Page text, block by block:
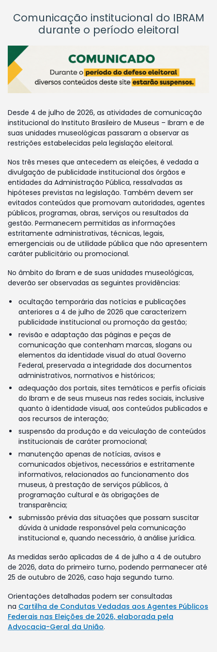
Comunicação institucional do IBRAM
durante o período eleitoral
Desde 4 de julho de 2026, as atividades de comunicação
institucional do Instituto Brasileiro de Museus – Ibram e de
suas unidades museológicas passaram a observar as
restrições estabelecidas pela legislação eleitoral.
Nos três meses que antecedem as eleições, é vedada a
divulgação de publicidade institucional dos órgãos e
entidades da Administração Pública, ressalvadas as
hipóteses previstas na legislação. Também devem ser
evitados conteúdos que promovam autoridades, agentes
públicos, programas, obras, serviços ou resultados da
gestão. Permanecem permitidas as informações
estritamente administrativas, técnicas, legais,
emergenciais ou de utilidade pública que não apresentem
caráter publicitário ou promocional.
No âmbito do Ibram e de suas unidades museológicas,
deverão ser observadas as seguintes providências:
ocultação temporária das notícias e publicações
anteriores a 4 de julho de 2026 que caracterizem
publicidade institucional ou promoção da gestão;
revisão e adaptação das páginas e peças de
comunicação que contenham marcas, slogans ou
elementos da identidade visual do atual Governo
Federal, preservada a integridade dos documentos
administrativos, normativos e históricos;
adequação dos portais, sites temáticos e perfis oficiais
do Ibram e de seus museus nas redes sociais, inclusive
quanto à identidade visual, aos conteúdos publicados e
aos recursos de interação;
suspensão da produção e da veiculação de conteúdos
institucionais de caráter promocional;
manutenção apenas de notícias, avisos e
comunicados objetivos, necessários e estritamente
informativos, relacionados ao funcionamento dos
museus, à prestação de serviços públicos, à
programação cultural e às obrigações de
transparência;
submissão prévia das situações que possam suscitar
dúvida à unidade responsável pela comunicação
institucional e, quando necessário, à análise jurídica.
As medidas serão aplicadas de 4 de julho a 4 de outubro
de 2026, data do primeiro turno, podendo permanecer até
25 de outubro de 2026, caso haja segundo turno.
Orientações detalhadas podem ser consultadas
na Cartilha de Condutas Vedadas aos Agentes Públicos
Federais nas Eleições de 2026, elaborada pela
Advocacia-Geral da União.